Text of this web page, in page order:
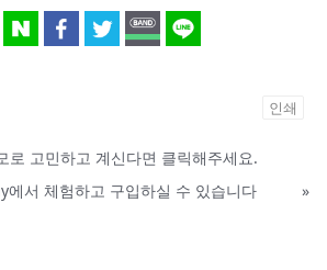
인쇄
로 고민하고 계신다면 클릭해주세요.
에서 체험하고 구입하실 수 있습니다
»